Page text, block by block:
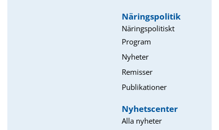
Näringspolitik
Näringspolitiskt
Program
Nyheter
Remisser
Publikationer
Nyhetscenter
Alla nyheter